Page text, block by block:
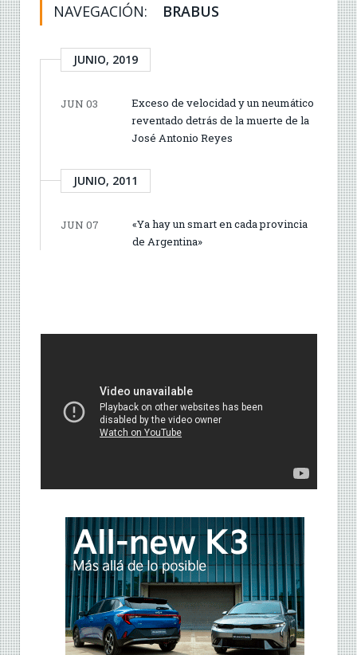
NAVEGACIÓN: BRABUS
JUNIO, 2019
JUN 03
Exceso de velocidad y un neumático
reventado detrás de la muerte de la
José Antonio Reyes
JUNIO, 2011
JUN 07
«Ya hay un smart en cada provincia
de Argentina»